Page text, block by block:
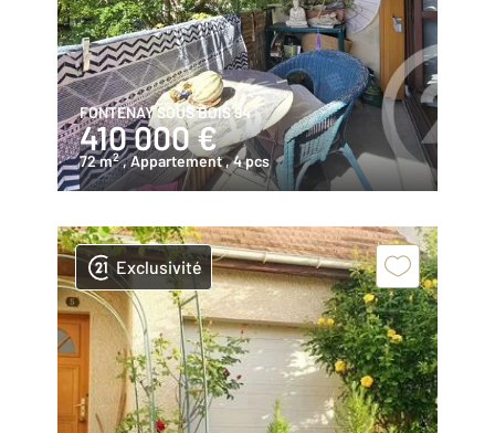
FONTENAY SOUS BOIS 94
410 000 €
72 m2 , Appartement, 4 pcs
Exclusivité